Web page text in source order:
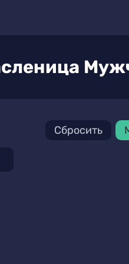
Сбросить